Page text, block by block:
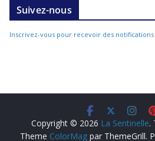
Suivez-nous
Inscrivez-vous pour recevoir des notifications
Copyright © 2026 La Sentinelle.
Theme ColorMag par ThemeGrill.